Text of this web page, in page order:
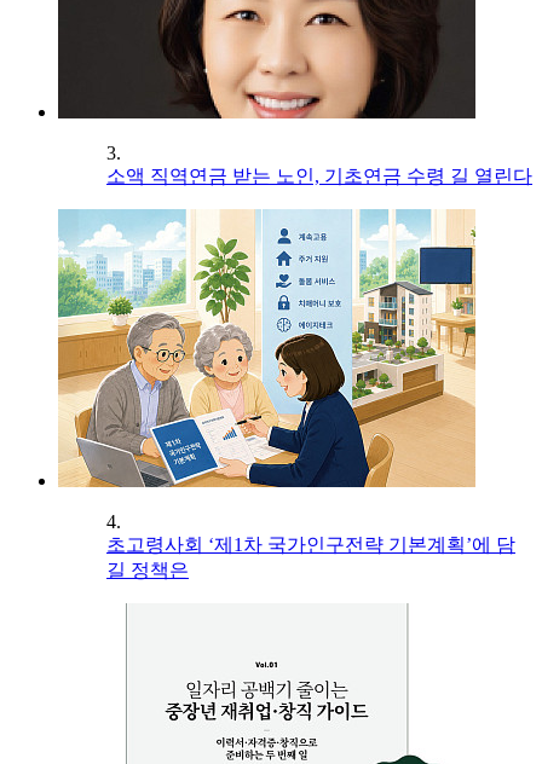
3.
소액 직역연금 받는 노인, 기초연금 수령 길 열린다
4.
초고령사회 ‘제1차 국가인구전략 기본계획’에 담
길 정책은